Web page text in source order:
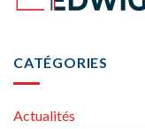
CATÉGORIES
Actualités